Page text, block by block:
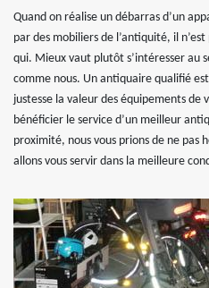
Quand on réalise un débarras d’un
par des mobiliers de l’antiquité, il
qui. Mieux vaut plutôt s’intéresser au
comme nous. Un antiquaire qualifié
justesse la valeur des équipements de
bénéficier le service d’un meilleur
proximité, nous vous prions de ne pas
allons vous servir dans la meilleure